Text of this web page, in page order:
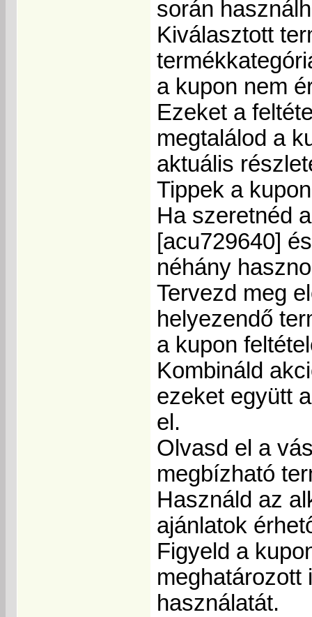
során
Kiválasztott
a kupon nem
Ezeket a
megtalálod a
aktuális
Tippek a
Ha szeretnéd
[acu729640]
néhány
Tervezd meg
helyezendő
a kupon
Kombináld
ezeket együtt
el.
Olvasd el a
megbízható
Használd az
ajánlatok
Figyeld a
meghatározott
használatát.